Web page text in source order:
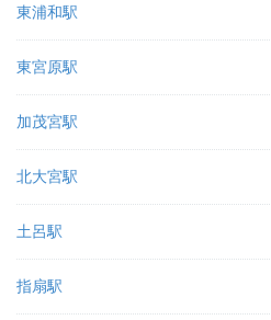
東浦和駅
東宮原駅
加茂宮駅
北大宮駅
土呂駅
指扇駅